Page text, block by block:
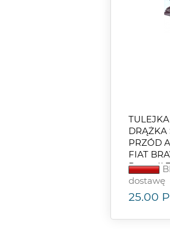
DRĄŻKA
PRZÓD
FIAT
Punto II
DEDRA
dostawę
25.00